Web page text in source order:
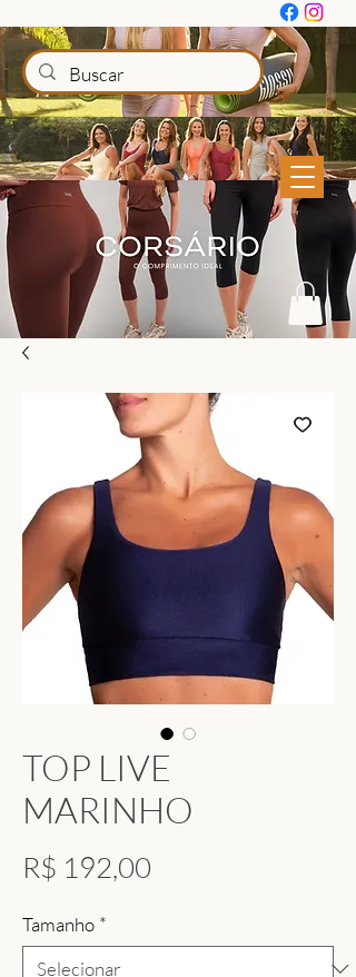
TOP LIVE
MARINHO
R$ 192,00
Tamanho *